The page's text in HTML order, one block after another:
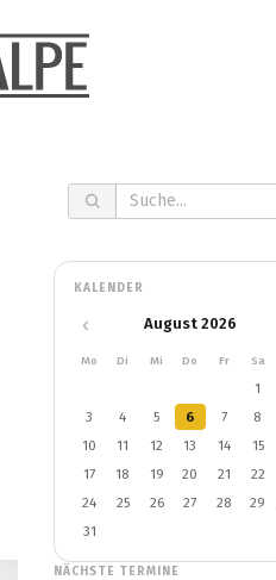
KALENDER
‹ August 2026
Mo Di Mi Do Fr Sa
1
3
4 5 6 7 8
10
11 12 13 14 15
17
18 19 20 21 22
24
25 26 27 28 29
31
NÄCHSTE TERMINE